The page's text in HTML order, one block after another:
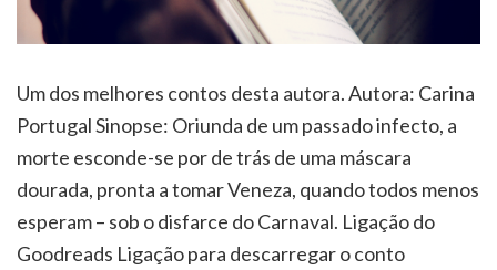
Um dos melhores contos desta autora. Autora: Carina
Portugal Sinopse: Oriunda de um passado infecto, a
morte esconde-se por de trás de uma máscara
dourada, pronta a tomar Veneza, quando todos menos
esperam – sob o disfarce do Carnaval. Ligação do
Goodreads Ligação para descarregar o conto